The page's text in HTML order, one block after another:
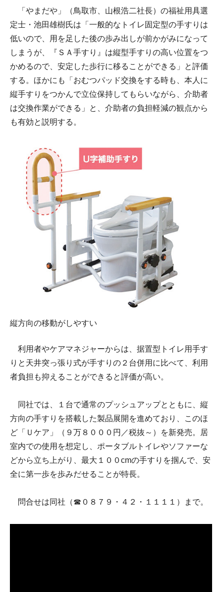
「やまだや」（鳥取市、山根浩二社長）の福祉用具選
定士・池田雄樹氏は「一般的なトイレ固定型の手すりは
低いので、用を足した後の歩み出しが前かがみになって
しまうが、『ＳＡ手すり』は縦型手すりの高い位置をつ
かめるので、安定した歩行に移ることができる」と評価
する。ほかにも「おむつパッド交換をする時も、本人に
縦手すりをつかんで立位保持してもらいながら、介助者
は交換作業ができる」と、介助者の負担軽減の観点から
も有効と説明する。
縦方向の移動がしやすい
利用者やケアマネジャーからは、据置型トイレ用手す
りと天井突っ張り式が手すりの２台併用に比べて、利用
者負担も抑えることができると評価が高い。
同社では、１台で通常のプッシュアップとともに、縦
方向の手すりを搭載した製品展開を進めており、このほ
ど「Ｕケア」（９万８０００円／税抜～）を新発売。居
室内での使用を想定し、ポータブルトイレやソファーな
どから立ち上がり、最大１００cmの手すりを掴んで、安
全に第一歩を歩みだせることが特長。
問合せは同社（☎０８７９・４２・１１１１）まで。